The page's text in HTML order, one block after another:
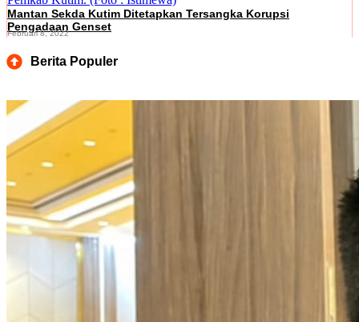
Mantan Sekda Kutim Ditetapkan Tersangka Korupsi
Pengadaan Genset
Februari 8, 2022
Berita Populer